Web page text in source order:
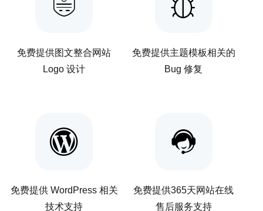
免费提供图文整合网站
Logo 设计
免费提供主题模板相关的
Bug 修复
免费提供 WordPress 相关
技术支持
免费提供365天网站在线
售后服务支持